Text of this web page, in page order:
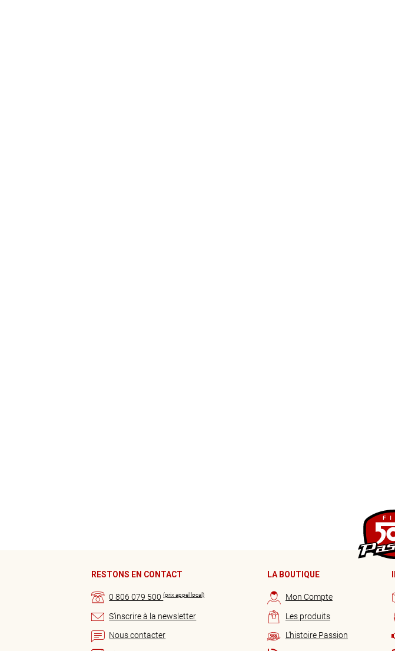
RESTONS EN CONTACT
0 806 079 500(prix appel local)
S’inscrire à la newsletter
Nous contacter
LA BOUTIQUE
Mon Compte
Les produits
L’histoire Passion